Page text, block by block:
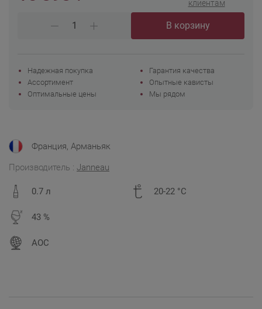
Франция, Арманьяк
Производитель : Janneau
0.7 л 20-22 °C
43 %
AOC
клиентам
В корзину
Надежная покупка
Гарантия качества
Ассортимент
Опытные кависты
Оптимальные цены
Мы рядом